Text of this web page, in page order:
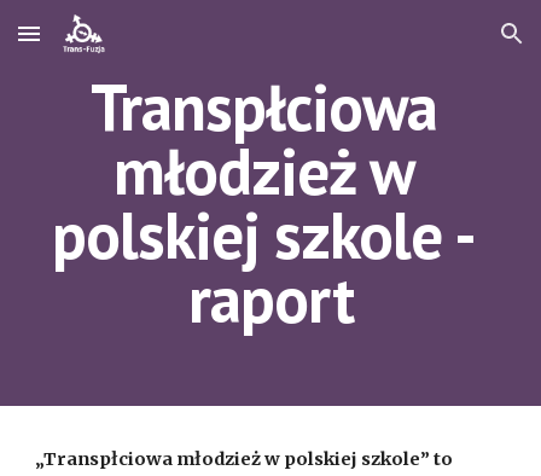
Skip to main content Skip to navigation
Transpłciowa
młodzież w
polskiej szkole -
raport
„Transpłciowa młodzież w polskiej szkole” to